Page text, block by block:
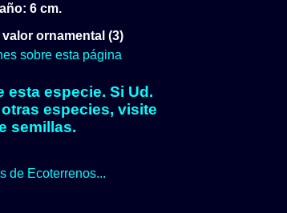
6 cm.
ornamental (3)
sobre esta página
esta especie. Si Ud.
especies, visite
semillas.
de Ecoterrenos...